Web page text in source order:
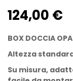
124,00 €
BOX DOCCIA
Altezza
Su misura,